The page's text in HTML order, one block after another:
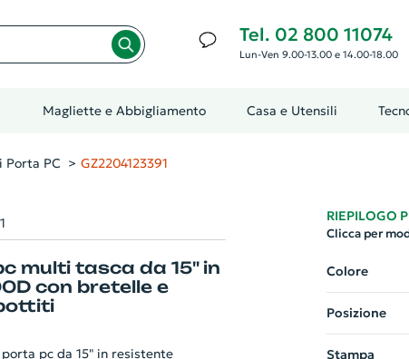
Tel. 02 800 11074
Lun-Ven 9.00-13.00 e 14.00-18.00
Magliette e Abbigliamento Casa e Utensili
Porta PC GZ2204123391
multi tasca da 15" in
con bretelle e
pc da 15" in resistente
RIEPILOGO
Clicca per
Colore
Posizione
Stampa